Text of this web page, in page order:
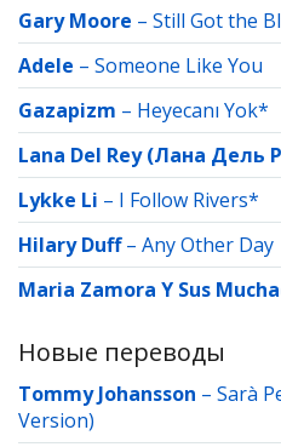
Gary Moore – Still Got the
Adele – Someone Like You
Gazapizm – Heyecanı Yok*
Lana Del Rey (Лана Дель
Lykke Li – I Follow Rivers*
Hilary Duff– Any Other Day
Maria Zamora Y Sus
Новые переводы
Tommy Johansson – Sarà
Version)